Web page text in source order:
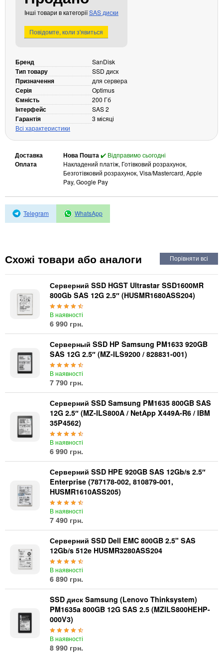
Кабелі та роз'єми
Аксесуари
Павербанки
Кабелі, роз'єми, перехідники
Аксесуари для ноутбуків
Акумулятори
Зовнішні блоки живлення
Периферійні пристрої
Клавіатури, миші, комплекти
Відеоспостереження
Автономне живлення
Автоматичні вимикачі
Інші товари в категоріїSAS диски
Повідомте, коли з'явиться
Бренд SanDisk
Тип товару SSD диск
Призначення для сервера
Серія Optimus
Ємність 200 Гб
Інтерфейс SAS 2
Гарантія
3 місяці
Всі характеристики
Доставка Нова Пошта✔️ Відправимо сьогодні
Оплата
Накладений платіж, Готівковий розрахунок,
Безготівковий розрахунок, Visa/Mastercard, Apple
Pay, Google Pay
Telegram WhatsApp
Схожі товари або аналоги
Серверний SSD HGST Ultrastar SSD1600МR
800Gb SAS 12G 2.5″ (HUSMR1680ASS204)
В наявності
6 990 грн.
Серверный SSD HP Samsung PM1633 920GB
SAS 12G 2.5″ (MZ-ILS9200 / 828831-001)
В наявності
7 790 грн.
Серверний SSD Samsung PM1635 800GB SAS
12G 2.5″ (MZ-ILS800A / NetApp X449A-R6 / IBM
35P4562)
В наявності
6 990 грн.
Серверний SSD HPE 920GB SAS 12Gb/s 2.5″
Enterprise (787178-002, 810879-001,
HUSMR1610ASS205)
В наявності
7 490 грн.
Серверний SSD Dell EMC 800GB 2.5" SAS
12Gb/s 512e HUSMR3280ASS204
В наявності
6 890 грн.
SSD диск Samsung (Lenovo Thinksystem)
PM1635a 800GB 12G SAS 2.5 (MZILS800HEHP-
000V3)
В наявності
8 990 грн.